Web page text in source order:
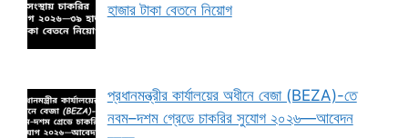
হাজার টাকা বেতনে নিয়োগ
প্রধানমন্ত্রীর কার্যালয়ের অধীনে বেজা (BEZA)-তে
নবম–দশম গ্রেডে চাকরির সুযোগ ২০২৬—আবেদন